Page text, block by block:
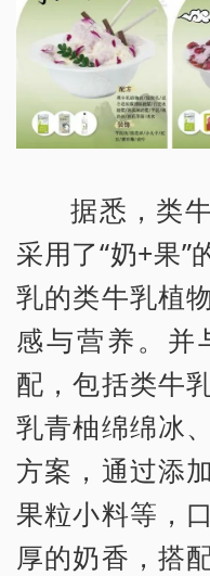
据悉，类
采用了“奶+果”
乳的类牛乳植
感与营养。并
配，包括类牛
乳青柚绵绵冰
方案，通过添
果粒小料等，
厚的奶香，搭